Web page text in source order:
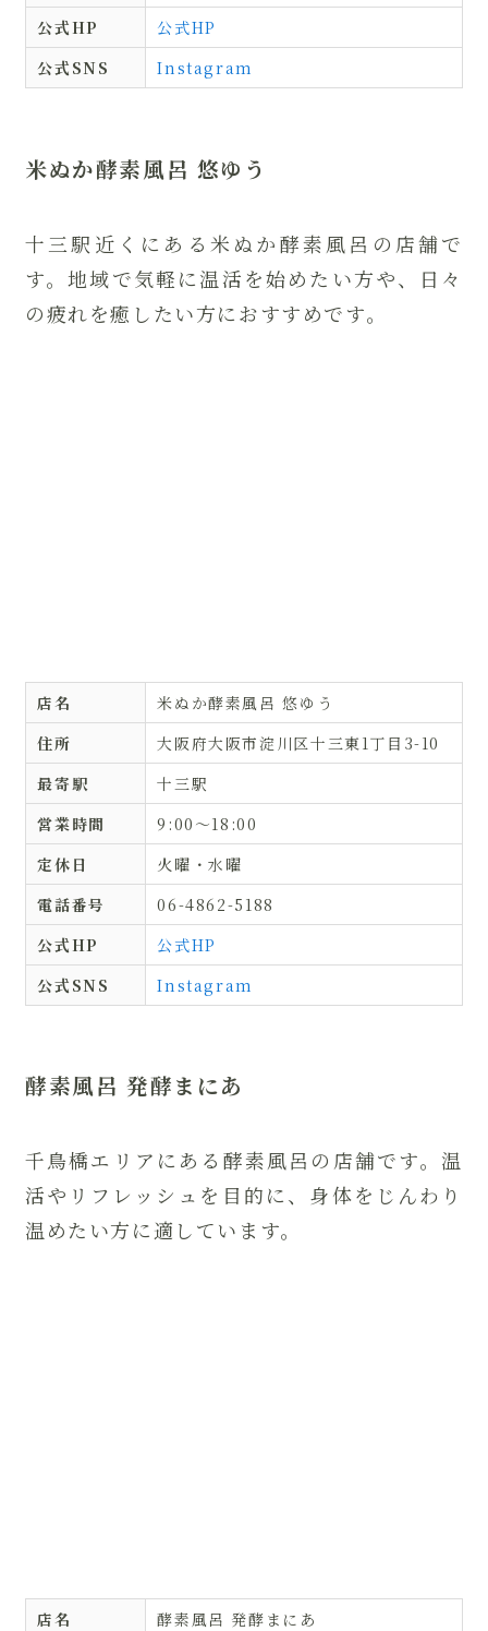
公式HP
公式HP
公式SNS
Instagram
米ぬか酵素風呂 悠ゆう
十三駅近くにある米ぬか酵素風呂の店舗で
す。地域で気軽に温活を始めたい方や、日々
の疲れを癒したい方におすすめです。
店名
米ぬか酵素風呂 悠ゆう
住所
大阪府大阪市淀川区十三東1丁目3-10
最寄駅
十三駅
営業時間
9:00〜18:00
定休日
火曜・水曜
電話番号
06-4862-5188
公式HP
公式HP
公式SNS
Instagram
酵素風呂 発酵まにあ
千鳥橋エリアにある酵素風呂の店舗です。温
活やリフレッシュを目的に、身体をじんわり
温めたい方に適しています。
店名 酵素風呂 発酵まにあ